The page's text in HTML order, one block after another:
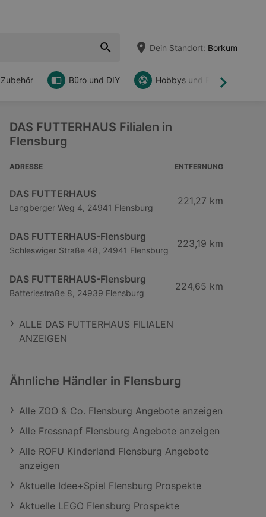
Dein Standort: Borkum
Weiter
Büro und DIY Hobbys und Freizeit
DAS FUTTERHAUS Filialen in
Flensburg
ADRESSE ENTFERNUNG
DAS FUTTERHAUS
Langberger Weg 4, 24941 Flensburg
221,27 km
DAS FUTTERHAUS-Flensburg
Schleswiger Straße 48, 24941 Flensburg
223,19 km
DAS FUTTERHAUS-Flensburg
Batteriestraße 8, 24939 Flensburg
224,65 km
ALLE DAS FUTTERHAUS FILIALEN
ANZEIGEN
Ähnliche Händler in Flensburg
Alle ZOO & Co. Flensburg Angebote anzeigen
Alle Fressnapf Flensburg Angebote anzeigen
Alle ROFU Kinderland Flensburg Angebote
anzeigen
Aktuelle Idee+Spiel Flensburg Prospekte
Aktuelle LEGO Flensburg Prospekte